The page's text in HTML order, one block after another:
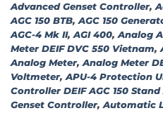
Advanced Genset Controller,
AGC 150 BTB,AGC 150
AGC-4 Mk II,AGI 400,Analog
Meter DEIF DVC 550 Vietnam,
Analog Meter,Analog Meter
Voltmeter,APU-4 Protection
Controller DEIF AGC 150
Genset Controller,Automatic